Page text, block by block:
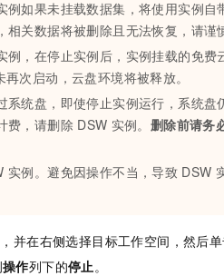
例如果未挂载数据集，将使用实例自
相关数据将被删除且无法恢复，请谨
例，在停止实例后，实例挂载的免费
次启动，云盘环境将被释放。
系统盘，即使停止实例运行，系统盘
费，请删除 DSW 实例。 删除前请务
实例。避免因操作不当，导致 DSW
并在右侧选择目标工作空间，然后
操作列下的停止 。